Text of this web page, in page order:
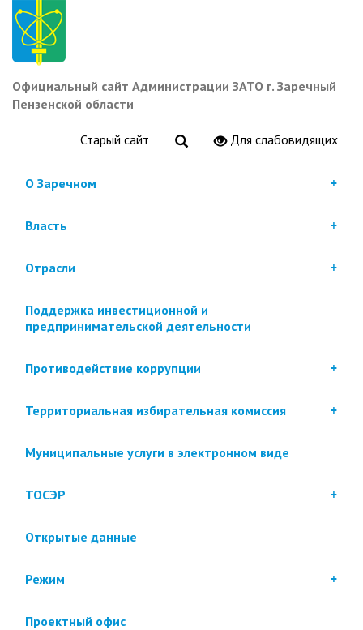
Перейти
основному
содержанию
Официальный сайт Администрации ЗАТО г. Заречный
Пензенской области
Старый сайт Для слабовидящих
О Заречном
Власть
Отрасли
Поддержка инвестиционной и
предпринимательской деятельности
Противодействие коррупции
Территориальная избирательная комиссия
Муниципальные услуги в электронном виде
ТОСЭР
Открытые данные
Режим
Проектный офис